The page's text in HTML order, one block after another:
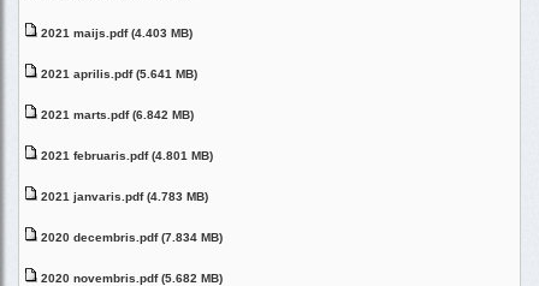
2021 maijs.pdf (4.403 MB)
2021 aprilis.pdf (5.641 MB)
2021 marts.pdf (6.842 MB)
2021 februaris.pdf (4.801 MB)
2021 janvaris.pdf (4.783 MB)
2020 decembris.pdf (7.834 MB)
2020 novembris.pdf (5.682 MB)